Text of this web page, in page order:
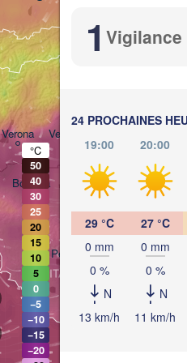
1 Vigilance
24 PROCHAINES
19:00
20:00
29 °C
0 mm
0 %
N
13 km/h
27 °C
0 mm
0 %
N
11 km/h
Verona
Roma
Venezia
Pescara
Perugia
Graz
Bologna
ITALIE
CROATIE
°C
50
40
30
25
20
15
10
5
0
−5
−10
−15
−20